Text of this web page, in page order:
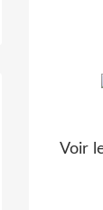
Voir